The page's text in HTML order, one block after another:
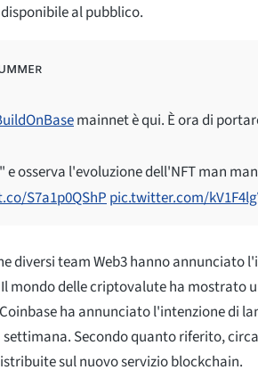
al pubblico.
mainnet è qui. È ora di
e osserva l'evoluzione dell'NFT man
S7a1p0QShP pic.twitter.com/
diversi team Web3 hanno annunciato
mondo delle criptovalute ha mostrato
ha annunciato l'intenzione di
Secondo quanto riferito,
sul nuovo servizio blockchain.